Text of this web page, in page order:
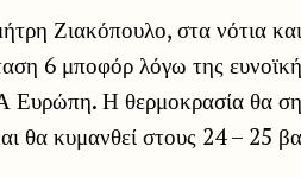
Ζιακόπουλο, στα νότια
6 μποφόρ λόγω της
Η θερμοκρασία θα
θα κυμανθεί στους 24 – 25